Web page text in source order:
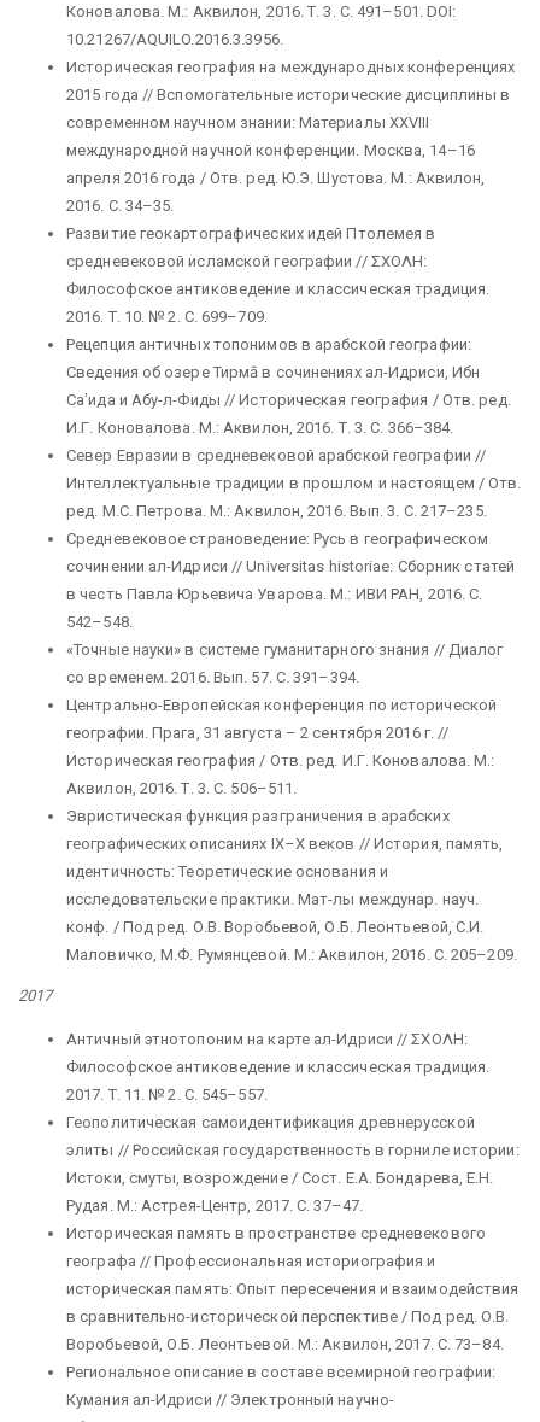
Коновалова. М.: Аквилон, 2016. Т. 3. С. 491–501. DOI:
10.21267/AQUILO.2016.3.3956.
Историческая география на международных конференциях
2015 года // Вспомогательные исторические дисциплины в
современном научном знании: Материалы XXVIII
международной научной конференции. Москва, 14–16
апреля 2016 года / Отв. ред. Ю.Э. Шустова. М.: Аквилон,
2016. С. 34–35.
Развитие геокартографических идей Птолемея в
средневековой исламской географии // ΣΧΟΛΗ:
Философское антиковедение и классическая традиция.
2016. Т. 10. № 2. С. 699–709.
Рецепция античных топонимов в арабской географии:
Сведения об озере Тирмā в сочинениях ал-Идриси, Ибн
Са‛ида и Абу-л-Фиды // Историческая география / Отв. ред.
И.Г. Коновалова. М.: Аквилон, 2016. Т. 3. С. 366–384.
Север Евразии в средневековой арабской географии //
Интеллектуальные традиции в прошлом и настоящем / Отв.
ред. М.С. Петрова. М.: Аквилон, 2016. Вып. 3. С. 217–235.
Средневековое страноведение: Русь в географическом
сочинении ал-Идриси // Universitas historiae: Сборник статей
в честь Павла Юрьевича Уварова. М.: ИВИ РАН, 2016. С.
542–548.
«Точные науки» в системе гуманитарного знания // Диалог
со временем. 2016. Вып. 57. С. 391–394.
Центрально-Европейская конференция по исторической
географии. Прага, 31 августа – 2 сентября 2016 г. //
Историческая география / Отв. ред. И.Г. Коновалова. М.:
Аквилон, 2016. Т. 3. С. 506–511.
Эвристическая функция разграничения в арабских
географических описаниях IX–X веков // История, память,
идентичность: Теоретические основания и
исследовательские практики. Мат-лы междунар. науч.
конф. / Под ред. О.В. Воробьевой, О.Б. Леонтьевой, С.И.
Маловичко, М.Ф. Румянцевой. М.: Аквилон, 2016. С. 205–209.
2017
Античный этнотопоним на карте ал-Идриси // ΣΧΟΛΗ:
Философское антиковедение и классическая традиция.
2017. Т. 11. № 2. С. 545–557.
Геополитическая самоидентификация древнерусской
элиты // Российская государственность в горниле истории:
Истоки, смуты, возрождение / Сост. Е.А. Бондарева, Е.Н.
Рудая. М.: Астрея-Центр, 2017. С. 37–47.
Историческая память в пространстве средневекового
географа // Профессиональная историография и
историческая память: Опыт пересечения и взаимодействия
в сравнительно-исторической перспективе / Под ред. О.В.
Воробьевой, О.Б. Леонтьевой. М.: Аквилон, 2017. С. 73–84.
Региональное описание в составе всемирной географии:
Кумания ал-Идриси // Электронный научно-